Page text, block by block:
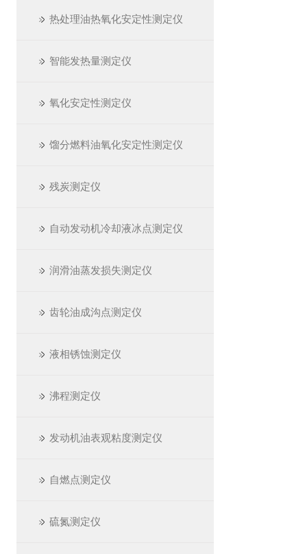
热处理油热氧化安定性测定仪
智能发热量测定仪
氧化安定性测定仪
馏分燃料油氧化安定性测定仪
残炭测定仪
自动发动机冷却液冰点测定仪
润滑油蒸发损失测定仪
齿轮油成沟点测定仪
液相锈蚀测定仪
沸程测定仪
发动机油表观粘度测定仪
自燃点测定仪
硫氮测定仪